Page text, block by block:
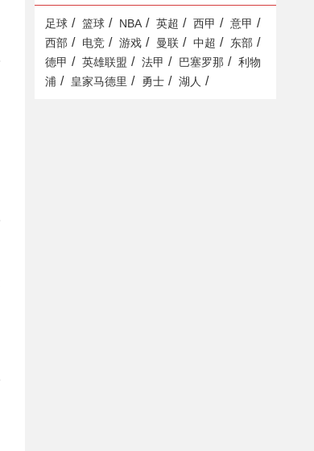
足球 / 篮球 / NBA / 英超 / 西甲 / 意甲 /
西部 / 电竞 / 游戏 / 曼联 / 中超 / 东部 /
德甲 / 英雄联盟 / 法甲 / 巴塞罗那 / 利物
浦 / 皇家马德里 / 勇士 / 湖人 /